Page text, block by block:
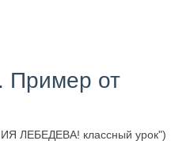
Пример от
ЛЕБЕДЕВА! классный урок")